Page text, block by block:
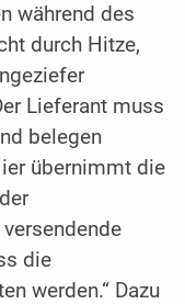
während des
durch Hitze,
Lieferant muss
belegen
übernimmt die
die
werden.“ Dazu